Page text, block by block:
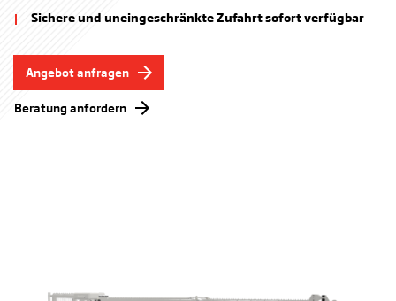
Sichere und uneingeschränkte Zufahrt sofort verfügbar
Angebot anfragen
Beratung anfordern